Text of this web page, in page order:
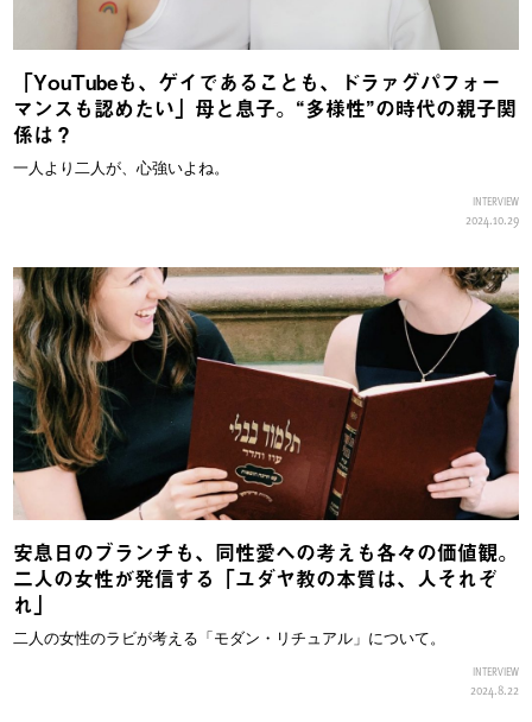
「YouTubeも、ゲイであることも、ドラァグパフォー
マンスも認めたい」母と息子。“多様性”の時代の親子関
係は？
一人より二人が、心強いよね。
INTERVIEW
2024.10.29
安息日のブランチも、同性愛への考えも各々の価値観。
二人の女性が発信する「ユダヤ教の本質は、人それぞ
れ」
二人の女性のラビが考える「モダン・リチュアル」について。
INTERVIEW
2024.8.22